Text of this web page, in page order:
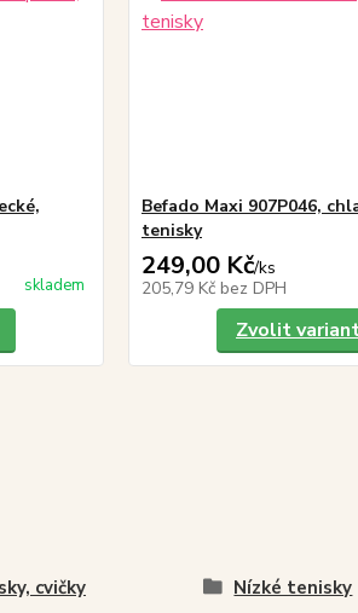
skladem
Befado Maxi 907P046,
tenisky
249,00 Kč/ks
205,79 Kč bez DPH
Zvolit
cvičky
Nízké tenisky